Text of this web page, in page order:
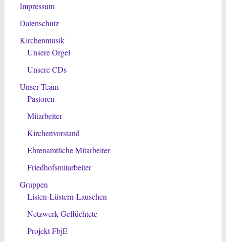
Impressum
Datenschutz
Kirchenmusik
Unsere Orgel
Unsere CDs
Unser Team
Pastoren
Mitarbeiter
Kirchenvorstand
Ehrenamtliche Mitarbeiter
Friedhofsmitarbeiter
Gruppen
Listen-Lüstern-Lauschen
Netzwerk Geflüchtete
Projekt FbjE